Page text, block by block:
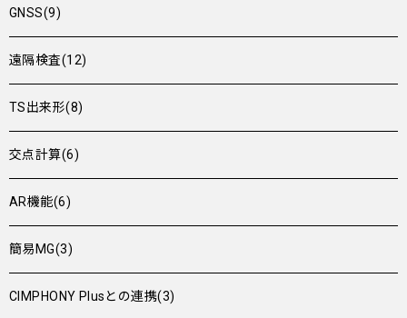
GNSS(9)
遠隔検査(12)
TS出来形(8)
交点計算(6)
AR機能(6)
簡易MG(3)
CIMPHONY Plusとの連携(3)